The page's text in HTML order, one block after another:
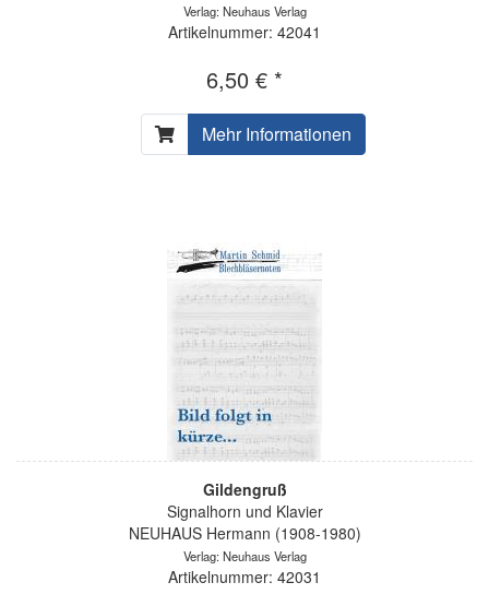
Verlag: Neuhaus Verlag
Artikelnummer: 42041
6,50 € *
Mehr Informationen
Gildengruß
Signalhorn und Klavier
NEUHAUS Hermann (1908-1980)
Verlag: Neuhaus Verlag
Artikelnummer: 42031